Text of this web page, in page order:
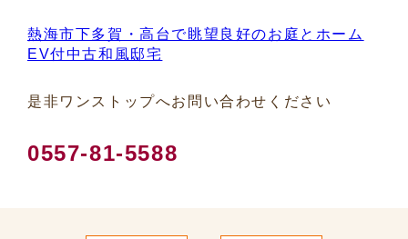
熱海市下多賀・高台で眺望良好のお庭とホーム
EV付中古和風邸宅
是非ワンストップへお問い合わせください
0557-81-5588